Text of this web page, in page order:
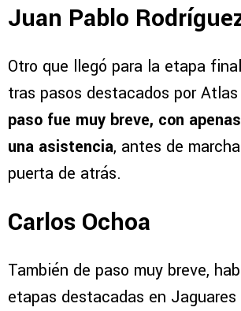
Juan Pablo
Otro que llegó para la etapa
tras pasos destacados por
paso fue muy breve, con
una asistencia, antes de
puerta de atrás.
Carlos Ochoa
También de paso muy breve,
etapas destacadas en